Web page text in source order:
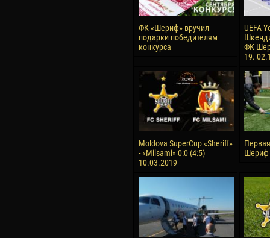
ФК «Шериф» вручил
подарки победителям
конкурса
UEFA
ФК
19.
Moldova SuperCup «Sheriff»
- «Milsami» 0:0 (4:5)
10.03.2019
Шериф